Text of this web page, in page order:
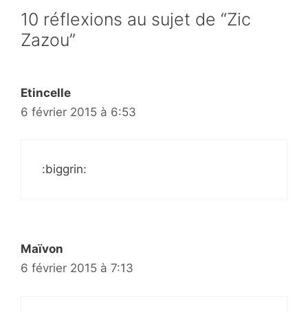
10 réflexions au sujet de “Zic
Zazou”
Etincelle
6 février 2015 à 6:53
:biggrin:
Maïvon
6 février 2015 à 7:13